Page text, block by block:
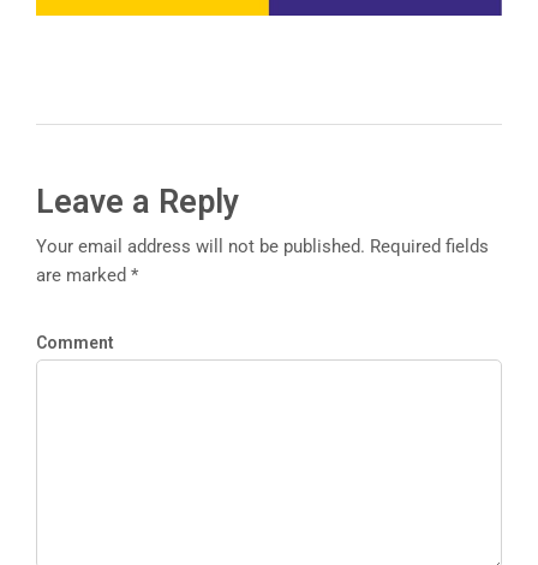
Leave a Reply
Your email address will not be published. Required fields
are marked *
Comment